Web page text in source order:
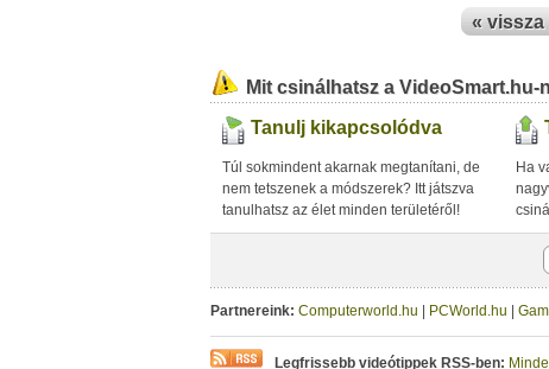
« vissza
Mit csinálhatsz a VideoSmart.hu-
Tanulj kikapcsolódva
Túl sokmindent akarnak megtanítani, de
nem tetszenek a módszerek? Itt játszva
tanulhatsz az élet minden területéről!
Ha
Partnereink: Computerworld.hu PCWorld.hu
Legfrissebb videótippek RSS-ben: